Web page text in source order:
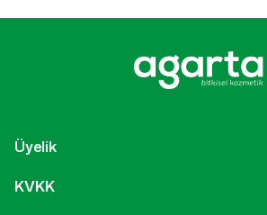
Üyelik
KVKK